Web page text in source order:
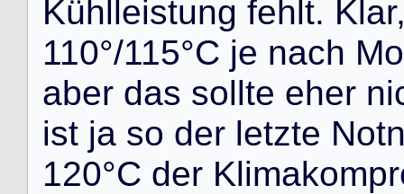
Kühlleistung fehlt. Klar
110°/115°C je nach Mo
aber das sollte eher ni
ist ja so der letzte Not
120°C der Klimakompr